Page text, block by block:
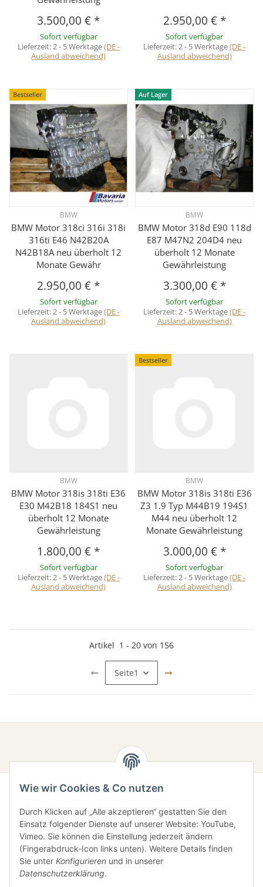
3.500,00 € *
Sofort verfügbar
Lieferzeit:2 - 5 Werktage(DE -
Ausland abweichend)
2.950,00 € *
Sofort verfügbar
Lieferzeit:2 - 5 Werktage(DE -
Ausland abweichend)
Bestseller
BMW
BMW Motor 318ci 316i 318i
316ti E46 N42B20A
N42B18A neu überholt 12
Monate Gewähr
2.950,00 € *
Sofort verfügbar
Lieferzeit:2 - 5 Werktage(DE -
Ausland abweichend)
Auf Lager
BMW
BMW Motor 318d E90 118d
E87 M47N2 204D4 neu
überholt 12 Monate
Gewährleistung
3.300,00 € *
Sofort verfügbar
Lieferzeit:2 - 5 Werktage(DE -
Ausland abweichend)
BMW
BMW Motor 318is 318ti E36
E30 M42B18 184S1 neu
überholt 12 Monate
Gewährleistung
1.800,00 € *
Sofort verfügbar
Lieferzeit:2 - 5 Werktage(DE -
Ausland abweichend)
Bestseller
BMW
BMW Motor 318is 318ti E36
Z3 1.9 Typ M44B19 194S1
M44 neu überholt 12
Monate Gewährleistung
3.000,00 € *
Sofort verfügbar
Lieferzeit:2 - 5 Werktage(DE -
Ausland abweichend)
Artikel 1 - 20 von 156
Seite1
Gesetzliche Informationen
Wie wir Cookies & Co nutzen
Durch Klicken auf „Alle akzeptieren“ gestatten Sie den
Einsatz folgender Dienste auf unserer Website: YouTube,
Vimeo. Sie können die Einstellung jederzeit ändern
(Fingerabdruck-Icon links unten). Weitere Details finden
Sie unter Konfigurieren und in unserer
Datenschutzerklärung.